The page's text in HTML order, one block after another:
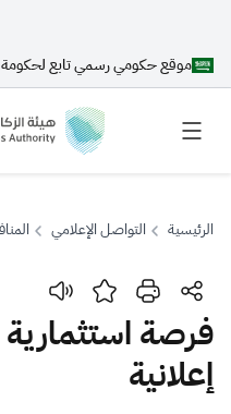
موقع حكومي رسمي تابع لحكومة
بحث
بحث
الرئيسية التواصل الإعلامي
إعلانية